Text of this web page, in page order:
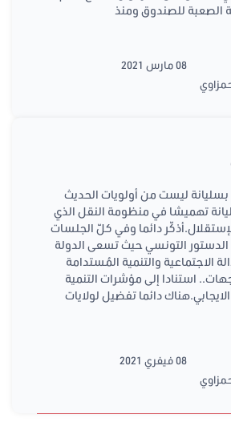
الصعبة للصندوق ومنذ
08 مارس 2021
ليست من أولويات الحديث
تهميشا في منظومة النقل الذي
دائما وفي كلّ الجلسات
12 من الدستور التونسي حيث تسعى الدولة
الاجتماعية والتنمية المُستدامة
استنادا إلى مؤشرات التنمية
الايجابي.هناك دائما تفضيل لولايات
08 فيفري 2021